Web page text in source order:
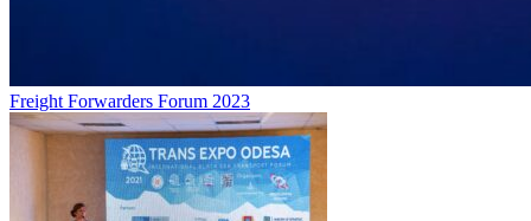
Freight Forwarders Forum 2023